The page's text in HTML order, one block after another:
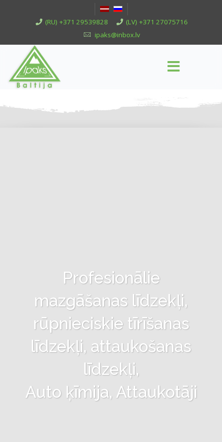
(RU) +371 29539828
(LV) +371 27075716
ipaks@inbox.lv
Profesionālie
mazgāšanas līdzekļi,
rūpnieciskie tīrīšanas
līdzekļi, attaukošanas
līdzekļi,
Auto ķīmija, Attaukotāji